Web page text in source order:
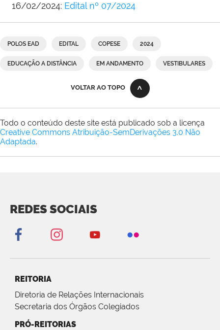
16/02/2024: Edital nº 07/2024
POLOS EAD EDITAL COPESE 2024
EDUCAÇÃO A DISTÂNCIA EM ANDAMENTO VESTIBULARES
VOLTAR AO TOPO
Todo o conteúdo deste site está publicado sob a licença
Creative Commons Atribuição-SemDerivações 3.0 Não
Adaptada.
REDES SOCIAIS
REITORIA
Diretoria de Relações Internacionais
Secretaria dos Órgãos Colegiados
PRÓ-REITORIAS